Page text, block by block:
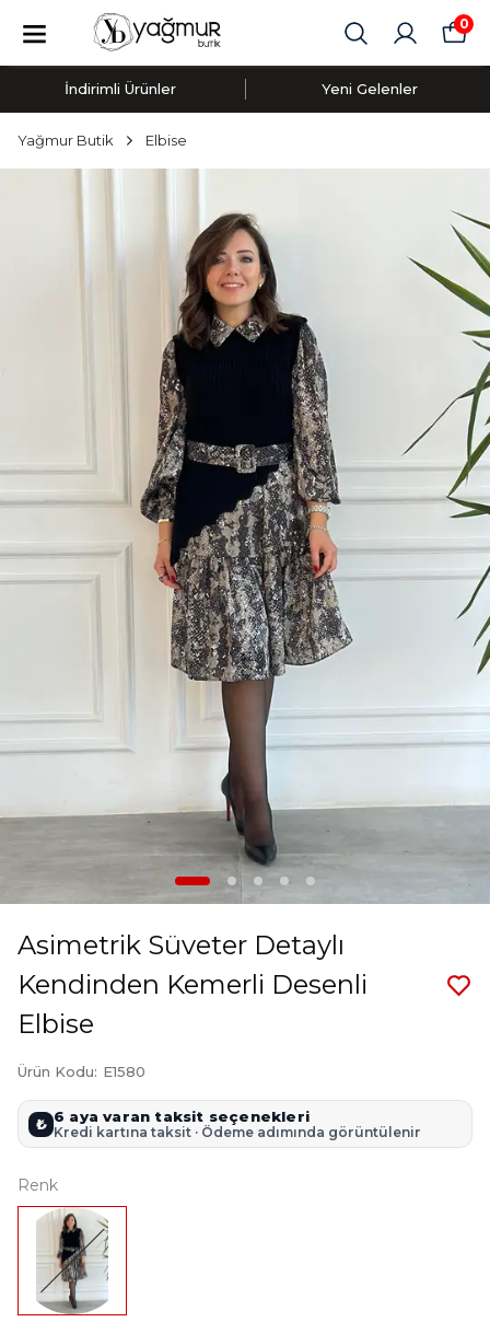
0
İndirimli Ürünler Yeni Gelenler
Yağmur Butik Elbise
Asimetrik Süveter Detaylı
Kendinden Kemerli Desenli
Elbise
Ürün Kodu: E1580
₺ 6 aya varan taksit seçenekleri
Kredi kartına taksit · Ödeme adımında görüntülenir
Renk